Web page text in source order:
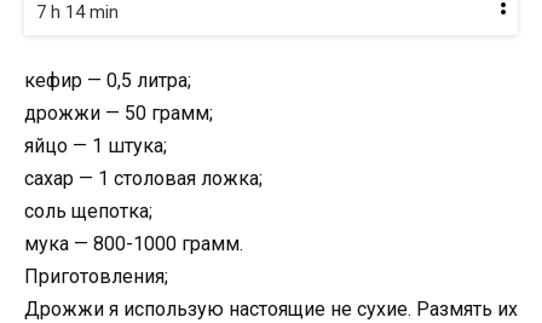
7 h 14 min
кефир — 0,5 литра;
дрожжи — 50 грамм;
яйцо — 1 штука;
сахар — 1 столовая ложка;
соль щепотка;
мука — 800-1000 грамм.
Приготовления;
Дрожжи я использую настоящие не сухие. Размять их